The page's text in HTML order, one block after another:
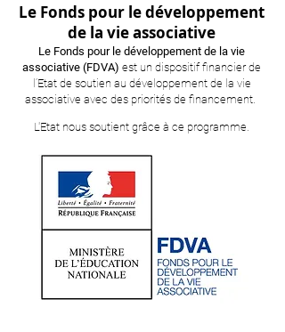
Le Fonds pour le développement
de la vie associative
Le Fonds pour le développement de la vie
associative (FDVA) est un dispositif financier de
l’Etat de soutien au développement de la vie
associative avec des priorités de financement.
L'Etat nous soutient grâce à ce programme.